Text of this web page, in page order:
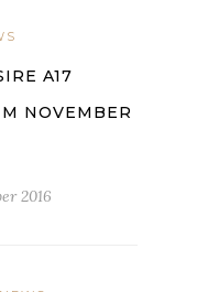
A17
NOVEMBER
2016